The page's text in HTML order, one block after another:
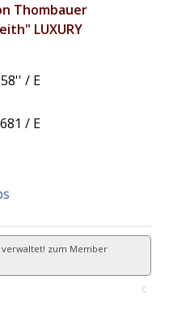
Thombauer
LUXURY
/ E
/ E
zum Member
C